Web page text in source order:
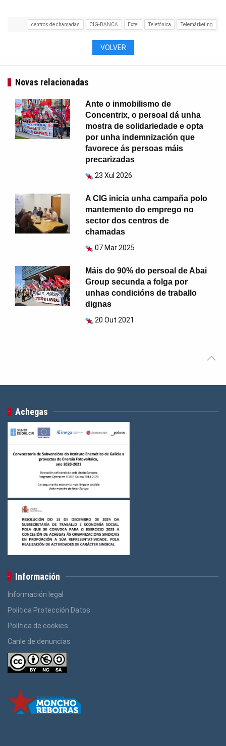
centros de chamadas CIG-BANCA Extel Telefónica Telemárketing
VOLVER
Novas relacionadas
Ante o inmobilismo de
Concentrix, o persoal dá unha
mostra de solidariedade e opta
por unha indemnización que
favorece ás persoas máis
precarizadas
23 Xul 2026
A CIG inicia unha campaña polo
mantemento do emprego no
sector dos centros de
chamadas
07 Mar 2025
Máis do 90% do persoal de Abai
Group secunda a folga por
unhas condicións de traballo
dignas
20 Out 2021
Achegas
Información
Información legal
Política Protección Datos
Política de cookies
Canle de denuncias